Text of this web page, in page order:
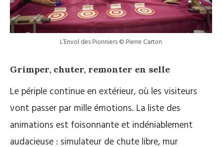
L’Envol des Pionniers © Pierre Carton
Grimper, chuter, remonter en selle
Le périple continue en extérieur, où les visiteurs
vont passer par mille émotions. La liste des
animations est foisonnante et indéniablement
audacieuse : simulateur de chute libre, mur